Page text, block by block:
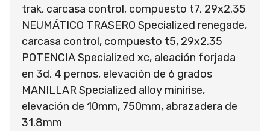
trak, carcasa control, compuesto t7, 29x2.35
NEUMÁTICO TRASERO Specialized renegade,
carcasa control, compuesto t5, 29x2.35
POTENCIA Specialized xc, aleación forjada
en 3d, 4 pernos, elevación de 6 grados
MANILLAR Specialized alloy minirise,
elevación de 10mm, 750mm, abrazadera de
31.8mm